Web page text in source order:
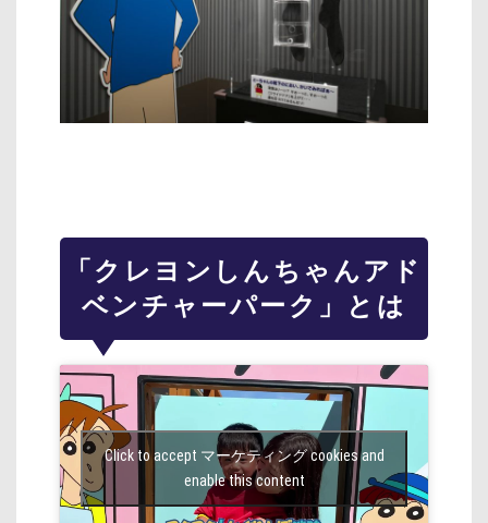
「クレヨンしんちゃんアド
ベンチャーパーク」とは
Click to accept マーケティング cookies and
enable this content